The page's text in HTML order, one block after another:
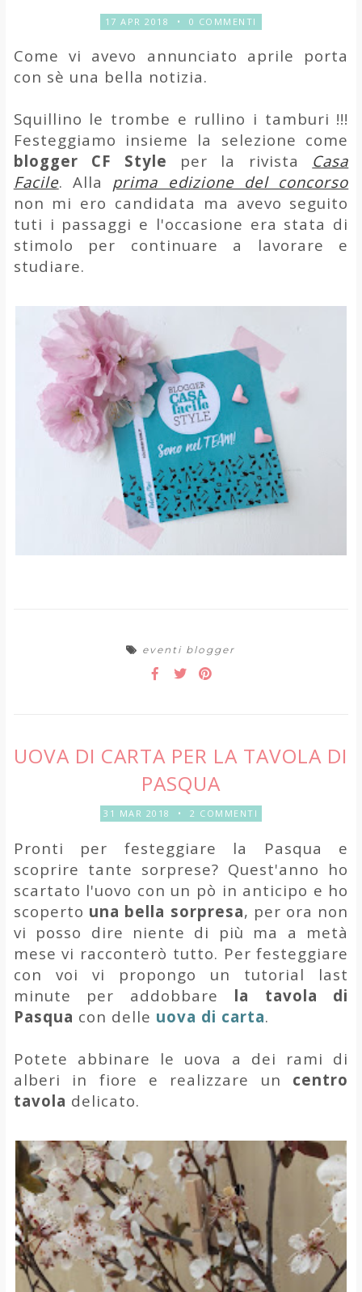
17 APR 2018 • 0 COMMENTI
Come vi avevo annunciato aprile porta
con sè una bella notizia.
Squillino le trombe e rullino i tamburi !!!
Festeggiamo insieme la selezione come
blogger CF Style per la rivista Casa
Facile. Alla prima edizione del concorso
non mi ero candidata ma avevo seguito
tuti i passaggi e l'occasione era stata di
stimolo per continuare a lavorare e
studiare.
eventi blogger
UOVA DI CARTA PER LA TAVOLA DI
PASQUA
31 MAR 2018 • 2 COMMENTI
Pronti per festeggiare la Pasqua e
scoprire tante sorprese? Quest'anno ho
scartato l'uovo con un pò in anticipo e ho
scoperto una bella sorpresa, per ora non
vi posso dire niente di più ma a metà
mese vi racconterò tutto. Per festeggiare
con voi vi propongo un tutorial last
minute per addobbare la tavola di
Pasqua con delle uova di carta.
Potete abbinare le uova a dei rami di
alberi in fiore e realizzare un centro
tavola delicato.